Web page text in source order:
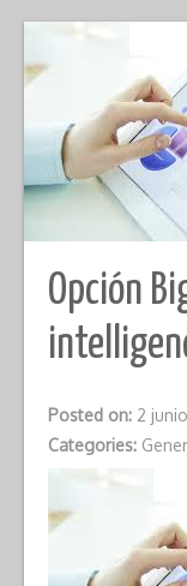
Opción
Posted on: 2
Categories: